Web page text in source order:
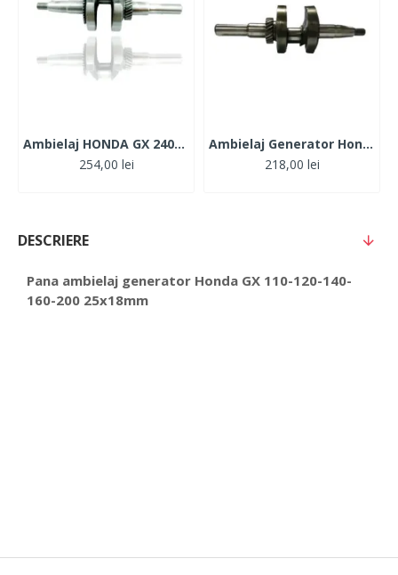
Ambielaj HONDA GX 240-270 1\ (cu pana)"
254,00 lei
Ambielaj Generator Honda GX 110-120 (Q-Type)
218,00 lei
DESCRIERE
Pana ambielaj generator Honda GX 110-120-140-
160-200 25x18mm